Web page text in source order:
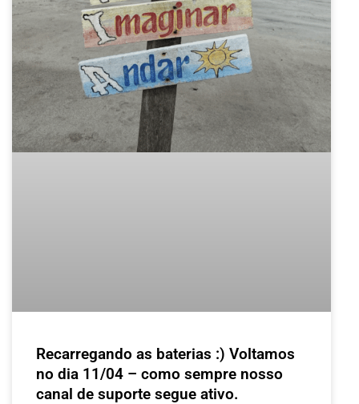
Recarregando as baterias :) Voltamos
no dia 11/04 – como sempre nosso
canal de suporte segue ativo.